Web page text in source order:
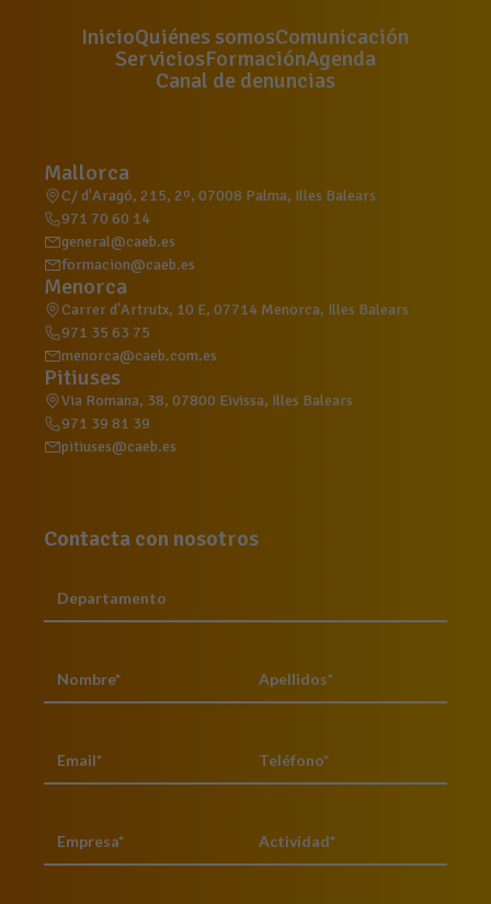
InicioQuiénes somosComunicación
ServiciosFormaciónAgenda
Canal de denuncias
Mallorca
C/ d'Aragó, 215, 2º, 07008 Palma, Illes Balears
971 70 60 14
general@caeb.es
formacion@caeb.es
Menorca
Carrer d'Artrutx, 10 E, 07714 Menorca, Illes Balears
971 35 63 75
menorca@caeb.com.es
Pitiuses
Via Romana, 38, 07800 Eivissa, Illes Balears
971 39 81 39
pitiuses@caeb.es
Contacta con nosotros